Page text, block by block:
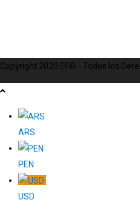
Copyright 2020 EFIB - Todos los
ARS
PEN
USD